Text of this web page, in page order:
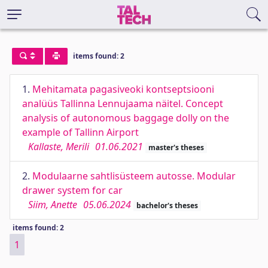
items found: 2
1. Mehitamata pagasiveoki kontseptsiooni
analüüs Tallinna Lennujaama näitel. Concept
analysis of autonomous baggage dolly on the
example of Tallinn Airport
Kallaste, Merili 01.06.2021 master's theses
2. Modulaarne sahtlisüsteem autosse. Modular
drawer system for car
Siim, Anette 05.06.2024 bachelor's theses
items found: 2
1